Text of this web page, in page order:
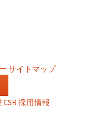
サイトマップ
CSR採用情報